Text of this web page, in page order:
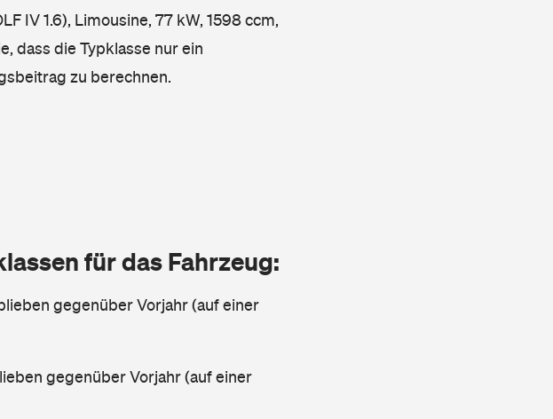
IV 1.6), Limousine, 77 kW, 1598 ccm,
dass die Typklasse nur ein
zu berechnen.
für das Fahrzeug:
gegenüber Vorjahr (auf einer
gegenüber Vorjahr (auf einer